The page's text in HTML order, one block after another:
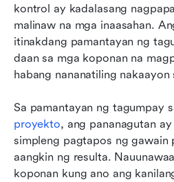
kontrol ay kadalasang
malinaw na mga inaasahan.
itinakdang pamantayan ng
daan sa mga koponan na
habang nananatiling nakaayon
Sa pamantayan ng tagumpay
proyekto, ang pananagutan
simpleng pagtapos ng gawain
aangkin ng resulta.
koponan kung ano ang